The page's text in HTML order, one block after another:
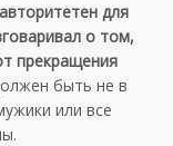
для
о том,
прекращения
быть не в
или все